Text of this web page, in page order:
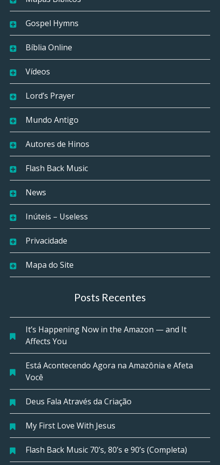
Gospel Hymns
Bíblia Online
Vídeos
Lord’s Prayer
Mundo Antigo
Autores de Hinos
Flash Back Music
News
Inúteis – Useless
Privacidade
Mapa do Site
Posts Recentes
It’s Happening Now in the Amazon — and It
Affects You
Está Acontecendo Agora na Amazônia e Afeta
Você
Deus Fala Através da Criação
My First Love With Jesus
Flash Back Music 70’s, 80’s e 90’s (Completa)